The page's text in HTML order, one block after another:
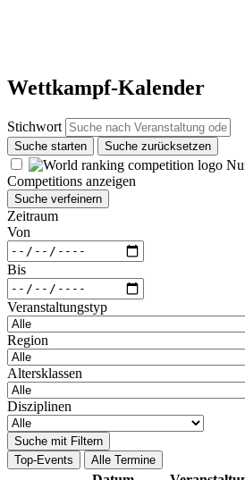
Wettkampf-Kalender
Stichwort
Suche starten Suche zurücksetzen
Competitions anzeigen
Suche verfeinern
Zeitraum
Von
Bis
Veranstaltungstyp
Region
Altersklassen
Disziplinen
Suche mit Filtern
Top-Events
Alle Termine